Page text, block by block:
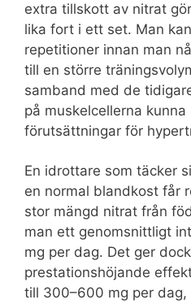
extra tillskott av nitrat
lika fort i ett set. Man
repetitioner innan man
till en större
samband med de
på muskelcellerna
förutsättningar för
En idrottare som täcker
en normal blandkost får
stor mängd nitrat från
man ett genomsnittligt
mg per dag. Det ger
prestationshöjande
till 300–600 mg per